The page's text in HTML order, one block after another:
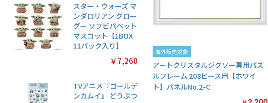
スター・ウォーズ マ
ンダロリアン グロー
グー ソフビパペット
マスコット【1BOX
11パック入り】
￥7,260
TVアニメ『ゴールデ
ンカムイ』 どうぶつ
海外販売対象
アートクリスタルジグソー専用パズ
ルフレーム 208ピース用【ホワイ
ト】パネルNo.2-C